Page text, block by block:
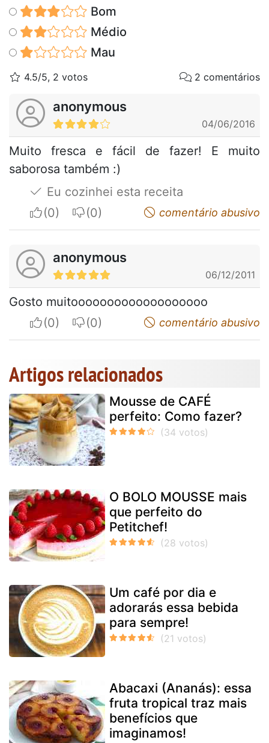
Bom
Médio
Mau
4.5/5, 2 votos 2 comentários
anonymous
04/06/2016
Muito fresca e fácil de fazer! E muito
saborosa também :)
Eu cozinhei esta receita
I apreciateI do not appreciatecomentário abusivo
anonymous
06/12/2011
Gosto muitooooooooooooooooooo
I apreciateI do not appreciatecomentário abusivo
Artigos relacionados
Mousse de CAFÉ
perfeito: Como fazer?
O BOLO MOUSSE mais
que perfeito do
Petitchef!
Um café por dia e
adorarás essa bebida
para sempre!
Abacaxi (Ananás): essa
fruta tropical traz mais
benefícios que
imaginamos!